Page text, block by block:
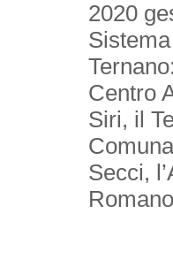
2020
Centro
Siri, il
Secci,